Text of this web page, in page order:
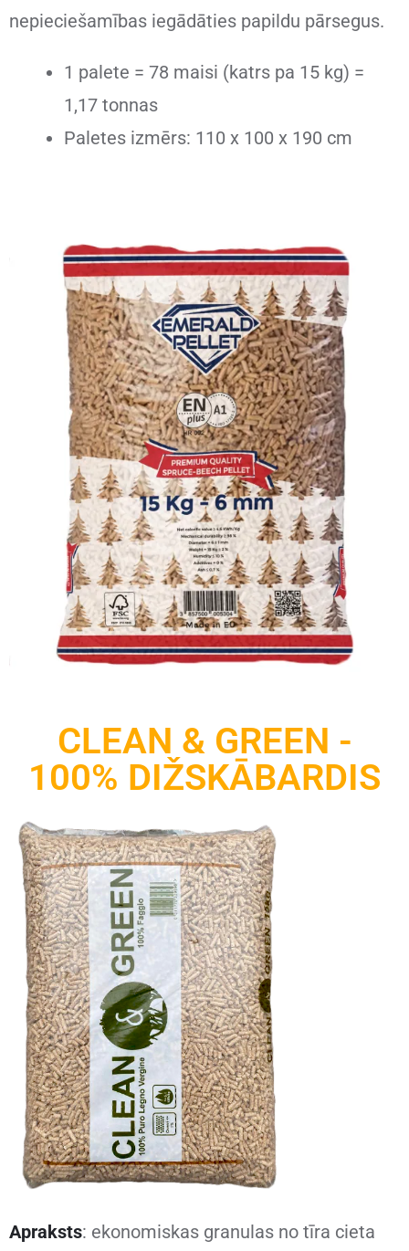
nepieciešamības iegādāties papildu pārsegus.
1 palete = 78 maisi (katrs pa 15 kg) =
1,17 tonnas
Paletes izmērs: 110 x 100 x 190 cm
CLEAN & GREEN -
100% DIŽSKĀBARDIS
Apraksts: ekonomiskas granulas no tīra cieta